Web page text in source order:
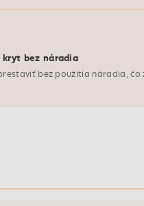
bez náradia
bez použitia náradia,